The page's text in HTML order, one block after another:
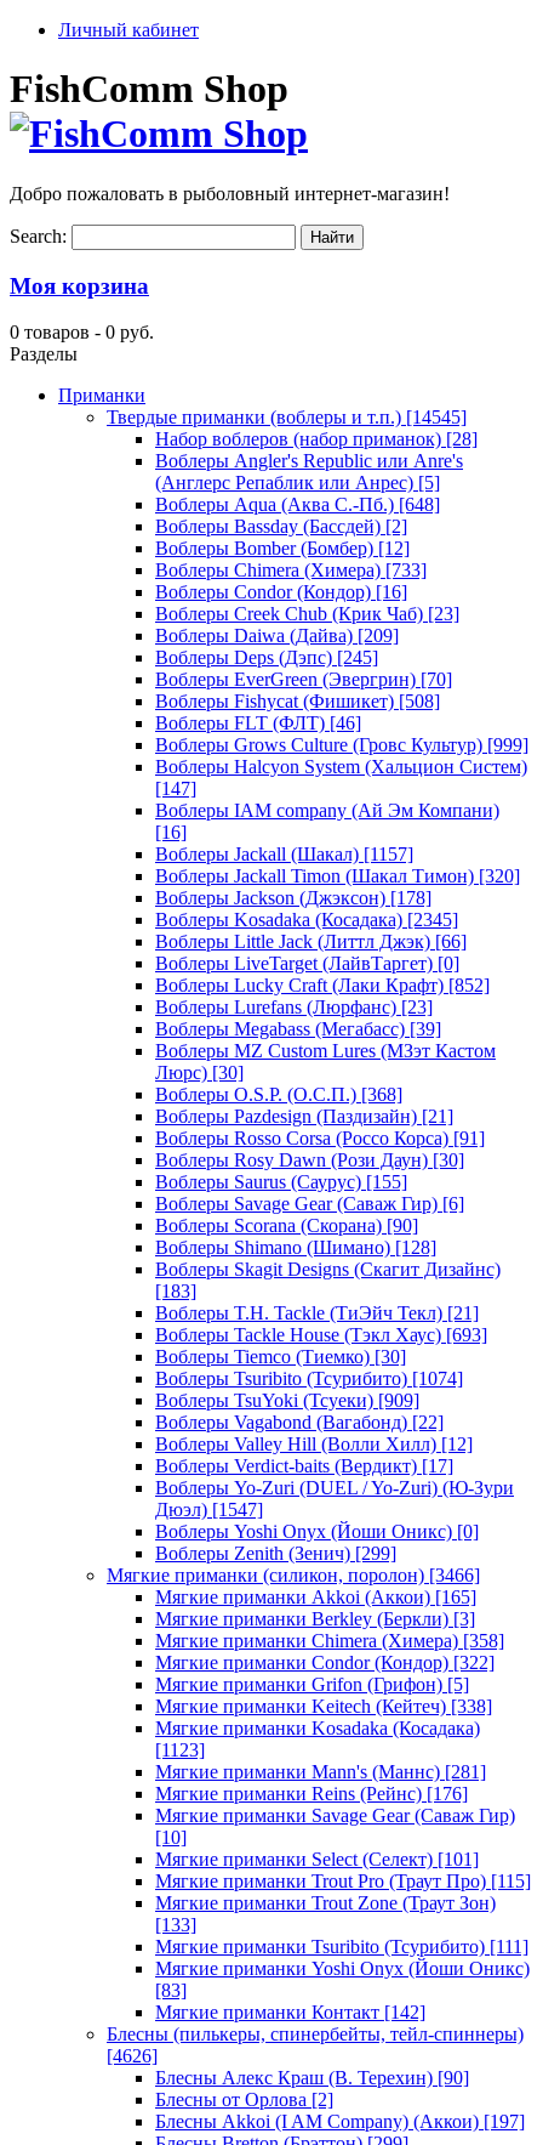
Личный кабинет
FishComm Shop
Добро пожаловать в рыболовный интернет-магазин!
Search:
Моя корзина
0 товаров - 0 руб.
Разделы
Приманки
Твердые приманки (воблеры и т.п.) [14545]
Набор воблеров (набор приманок) [28]
Воблеры Angler's Republic или Anre's
(Англерс Репаблик или Анрес) [5]
Воблеры Aqua (Аква С.-Пб.) [648]
Воблеры Bassday (Бассдей) [2]
Воблеры Bomber (Бомбер) [12]
Воблеры Chimera (Химера) [733]
Воблеры Condor (Кондор) [16]
Воблеры Creek Chub (Крик Чаб) [23]
Воблеры Daiwa (Дайва) [209]
Воблеры Deps (Дэпс) [245]
Воблеры EverGreen (Эвергрин) [70]
Воблеры Fishycat (Фишикет) [508]
Воблеры FLT (ФЛТ) [46]
Воблеры Grows Culture (Гровс Культур) [999]
Воблеры Halcyon System (Хальцион Систем)
[147]
Воблеры IAM company (Ай Эм Компани)
[16]
Воблеры Jackall (Шакал) [1157]
Воблеры Jackall Timon (Шакал Тимон) [320]
Воблеры Jackson (Джэксон) [178]
Воблеры Kosadaka (Косадака) [2345]
Воблеры Little Jack (Литтл Джэк) [66]
Воблеры LiveTarget (ЛайвТаргет) [0]
Воблеры Lucky Craft (Лаки Крафт) [852]
Воблеры Lurefans (Люрфанс) [23]
Воблеры Megabass (Мегабасс) [39]
Воблеры MZ Custom Lures (МЗэт Кастом
Люрс) [30]
Воблеры O.S.P. (О.С.П.) [368]
Воблеры Pazdesign (Паздизайн) [21]
Воблеры Rosso Corsa (Россо Корса) [91]
Воблеры Rosy Dawn (Рози Даун) [30]
Воблеры Saurus (Саурус) [155]
Воблеры Savage Gear (Саваж Гир) [6]
Воблеры Scorana (Скорана) [90]
Воблеры Shimano (Шимано) [128]
Воблеры Skagit Designs (Скагит Дизайнс)
[183]
Воблеры T.H. Tackle (ТиЭйч Текл) [21]
Воблеры Tackle House (Тэкл Хаус) [693]
Воблеры Tiemco (Тиемко) [30]
Воблеры Tsuribito (Тсурибито) [1074]
Воблеры TsuYoki (Тсуеки) [909]
Воблеры Vagabond (Вагабонд) [22]
Воблеры Valley Hill (Волли Хилл) [12]
Воблеры Verdict-baits (Вердикт) [17]
Воблеры Yo-Zuri (DUEL / Yo-Zuri) (Ю-Зури
Дюэл) [1547]
Воблеры Yoshi Onyx (Йоши Оникс) [0]
Воблеры Zenith (Зенич) [299]
Мягкие приманки (силикон, поролон) [3466]
Мягкие приманки Akkoi (Аккои) [165]
Мягкие приманки Berkley (Беркли) [3]
Мягкие приманки Chimera (Химера) [358]
Мягкие приманки Condor (Кондор) [322]
Мягкие приманки Grifon (Грифон) [5]
Мягкие приманки Keitech (Кейтеч) [338]
Мягкие приманки Kosadaka (Косадака)
[1123]
Мягкие приманки Mann's (Маннс) [281]
Мягкие приманки Reins (Рейнс) [176]
Мягкие приманки Savage Gear (Саваж Гир)
[10]
Мягкие приманки Select (Селект) [101]
Мягкие приманки Trout Pro (Траут Про) [115]
Мягкие приманки Trout Zone (Траут Зон)
[133]
Мягкие приманки Tsuribito (Тсурибито) [111]
Мягкие приманки Yoshi Onyx (Йоши Оникс)
[83]
Мягкие приманки Контакт [142]
Блесны (пилькеры, спинербейты, тейл-спиннеры)
[4626]
Блесны Алекс Краш (В. Терехин) [90]
Блесны от Орлова [2]
Блесны Akkoi (I AM Company) (Аккои) [197]